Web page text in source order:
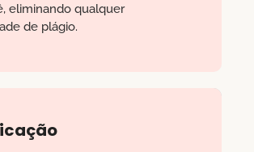
eliminando qualquer
de plágio.